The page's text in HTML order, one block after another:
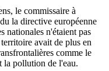
le commissaire à
la directive européenne
nationales n'étaient pas
avait de plus en
comme le
la pollution de l'eau.